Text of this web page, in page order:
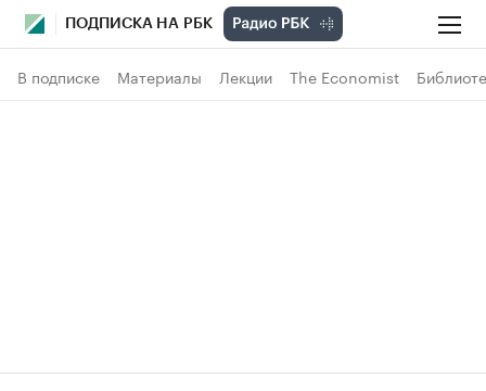
ПОДПИСКА НА РБК
В подписке Материалы Лекции The Economist